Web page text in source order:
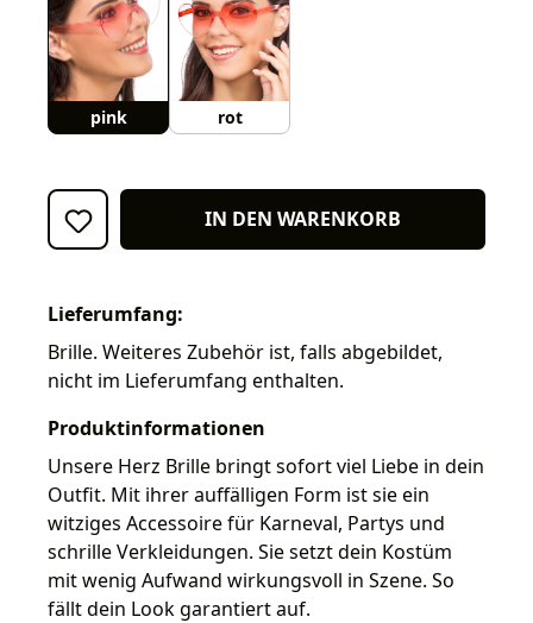
pink rot
IN DEN WARENKORB
Lieferumfang:
Brille. Weiteres Zubehör ist, falls abgebildet,
nicht im Lieferumfang enthalten.
Produktinformationen
Unsere Herz Brille bringt sofort viel Liebe in dein
Outfit. Mit ihrer auffälligen Form ist sie ein
witziges Accessoire für Karneval, Partys und
schrille Verkleidungen. Sie setzt dein Kostüm
mit wenig Aufwand wirkungsvoll in Szene. So
fällt dein Look garantiert auf.